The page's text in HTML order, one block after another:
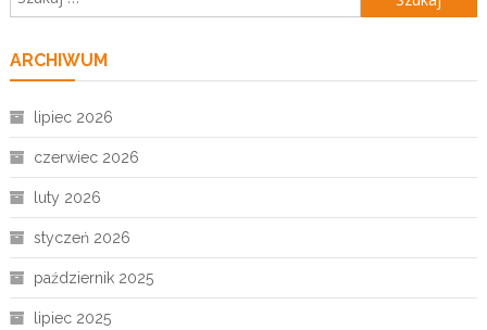
ARCHIWUM
lipiec 2026
czerwiec 2026
luty 2026
styczeń 2026
październik 2025
lipiec 2025